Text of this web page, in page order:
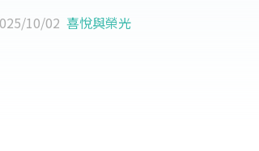
10/02 喜悅與榮光